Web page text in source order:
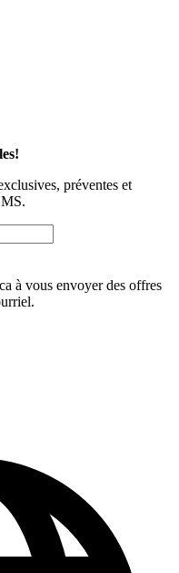
préventes et
à vous envoyer des offres